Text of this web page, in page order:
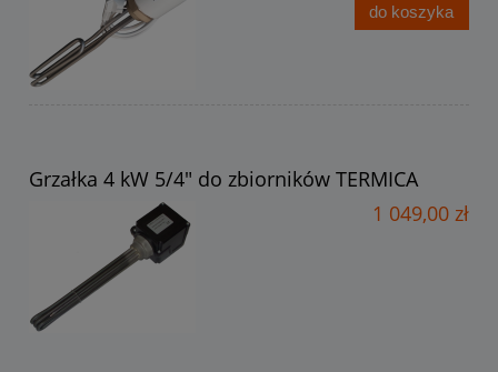
do koszyka
Grzałka 4 kW 5/4" do zbiorników TERMICA
1 049,00 zł